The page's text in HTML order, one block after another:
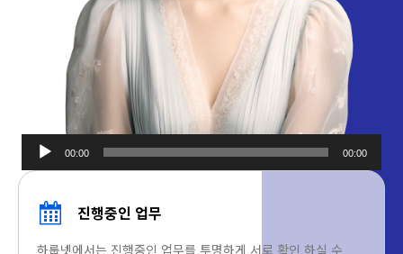
오디오
00:00 00:00
진행중인 업무
하룹넷에서는 진행중인 업무를 투명하게 서로 확인 하실 수